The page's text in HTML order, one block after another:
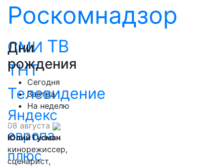
Роскомнадзор
СМИ ТВ
ТНТ
Телевидение
Яндекс
европа
плюс
Дни
рождения
Сегодня
Завтра
На неделю
08 августа
Юлий Гусман
кинорежиссер,
сценарист,